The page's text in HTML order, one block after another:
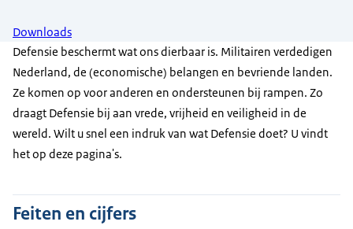
Downloads
Defensie beschermt wat ons dierbaar is. Militairen verdedigen
Nederland, de (economische) belangen en bevriende landen.
Ze komen op voor anderen en ondersteunen bij rampen. Zo
draagt Defensie bij aan vrede, vrijheid en veiligheid in de
wereld. Wilt u snel een indruk van wat Defensie doet? U vindt
het op deze pagina's.
Feiten en cijfers